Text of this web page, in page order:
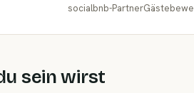
socialbnb-Partner
sein wirst